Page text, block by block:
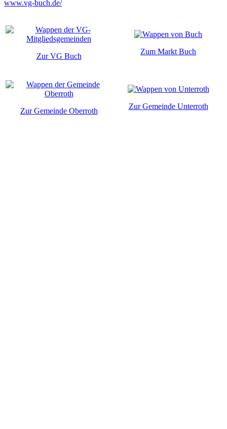
www.vg-buch.de/
Zur VG Buch
Zum Markt Buch
Zur Gemeinde Oberroth
Zur Gemeinde Unterroth